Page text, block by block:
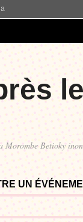
Morombe Betioky
UN